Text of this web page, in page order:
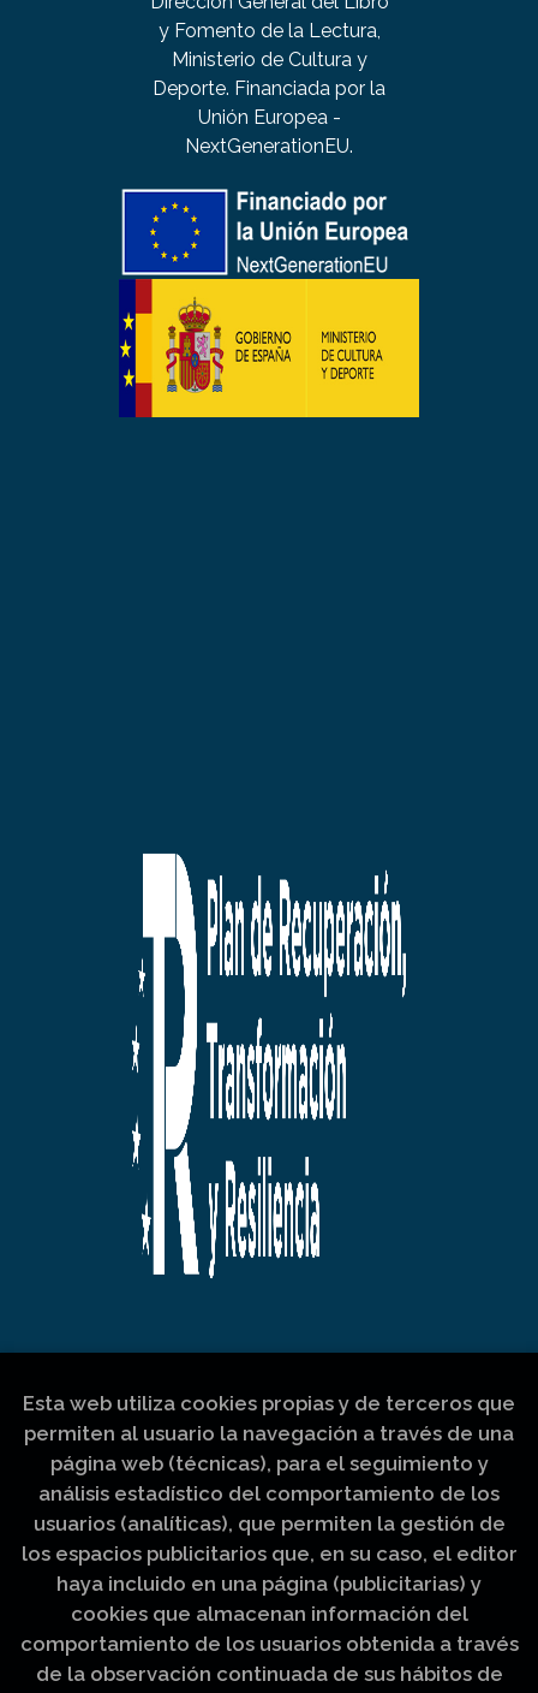
y Fomento de la Lectura,
Ministerio de Cultura y
Deporte. Financiada por la
Unión Europea -
NextGenerationEU.
Esta web utiliza cookies propias y de terceros que
permiten al usuario la navegación a través de una
página web (técnicas), para el seguimiento y
análisis estadístico del comportamiento de los
usuarios (analíticas), que permiten la gestión de
los espacios publicitarios que, en su caso, el editor
haya incluido en una página (publicitarias) y
cookies que almacenan información del
comportamiento de los usuarios obtenida a través
de la observación continuada de sus hábitos de